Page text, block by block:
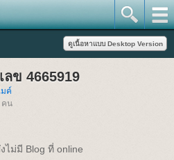
ข 4665919
ค์
คน
ไม่มี Blog ที่ online